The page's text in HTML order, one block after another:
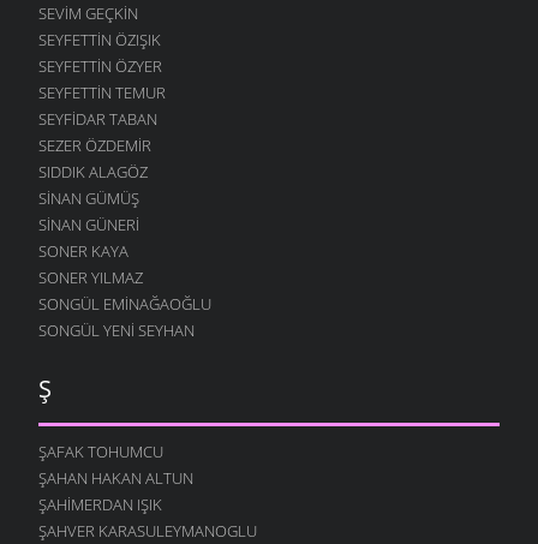
SEVIM GEÇKIN
SEYFETTIN ÖZIŞIK
SEYFETTIN ÖZYER
SEYFETTIN TEMUR
SEYFIDAR TABAN
SEZER ÖZDEMIR
SIDDIK ALAGÖZ
SINAN GÜMÜŞ
SINAN GÜNERI
SONER KAYA
SONER YILMAZ
SONGÜL EMINAĞAOĞLU
SONGÜL YENI SEYHAN
Ş
ŞAFAK TOHUMCU
ŞAHAN HAKAN ALTUN
ŞAHIMERDAN IŞIK
ŞAHVER KARASULEYMANOGLU